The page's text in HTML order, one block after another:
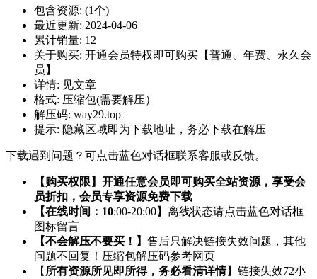
包含资源: (1个)
最近更新: 2024-04-06
累计销量: 12
关于购买: 开通会员特权即可购买【普通、年费、永久会
员】
详情: 见文章
格式: 压缩包(需要解压）
解压码: way29.top
提示: 隐藏区域即为下载地址，务必下载在解压
下载遇到问题？可点击蓝色对话框联系客服或反馈。
【购买权限】开通任意会员即可购买全站资源，享受会
员折扣，会员专享资源免费下载
【在线时间：10:00-20:00】离线状态请点击蓝色对话框
图标留言
【不会解压不要买！】 售后只解决链接失效问题，其他
问题不回复！压缩包解压码参考网页
【 所有资源所见即所得，务必看清详情】链接失效72小